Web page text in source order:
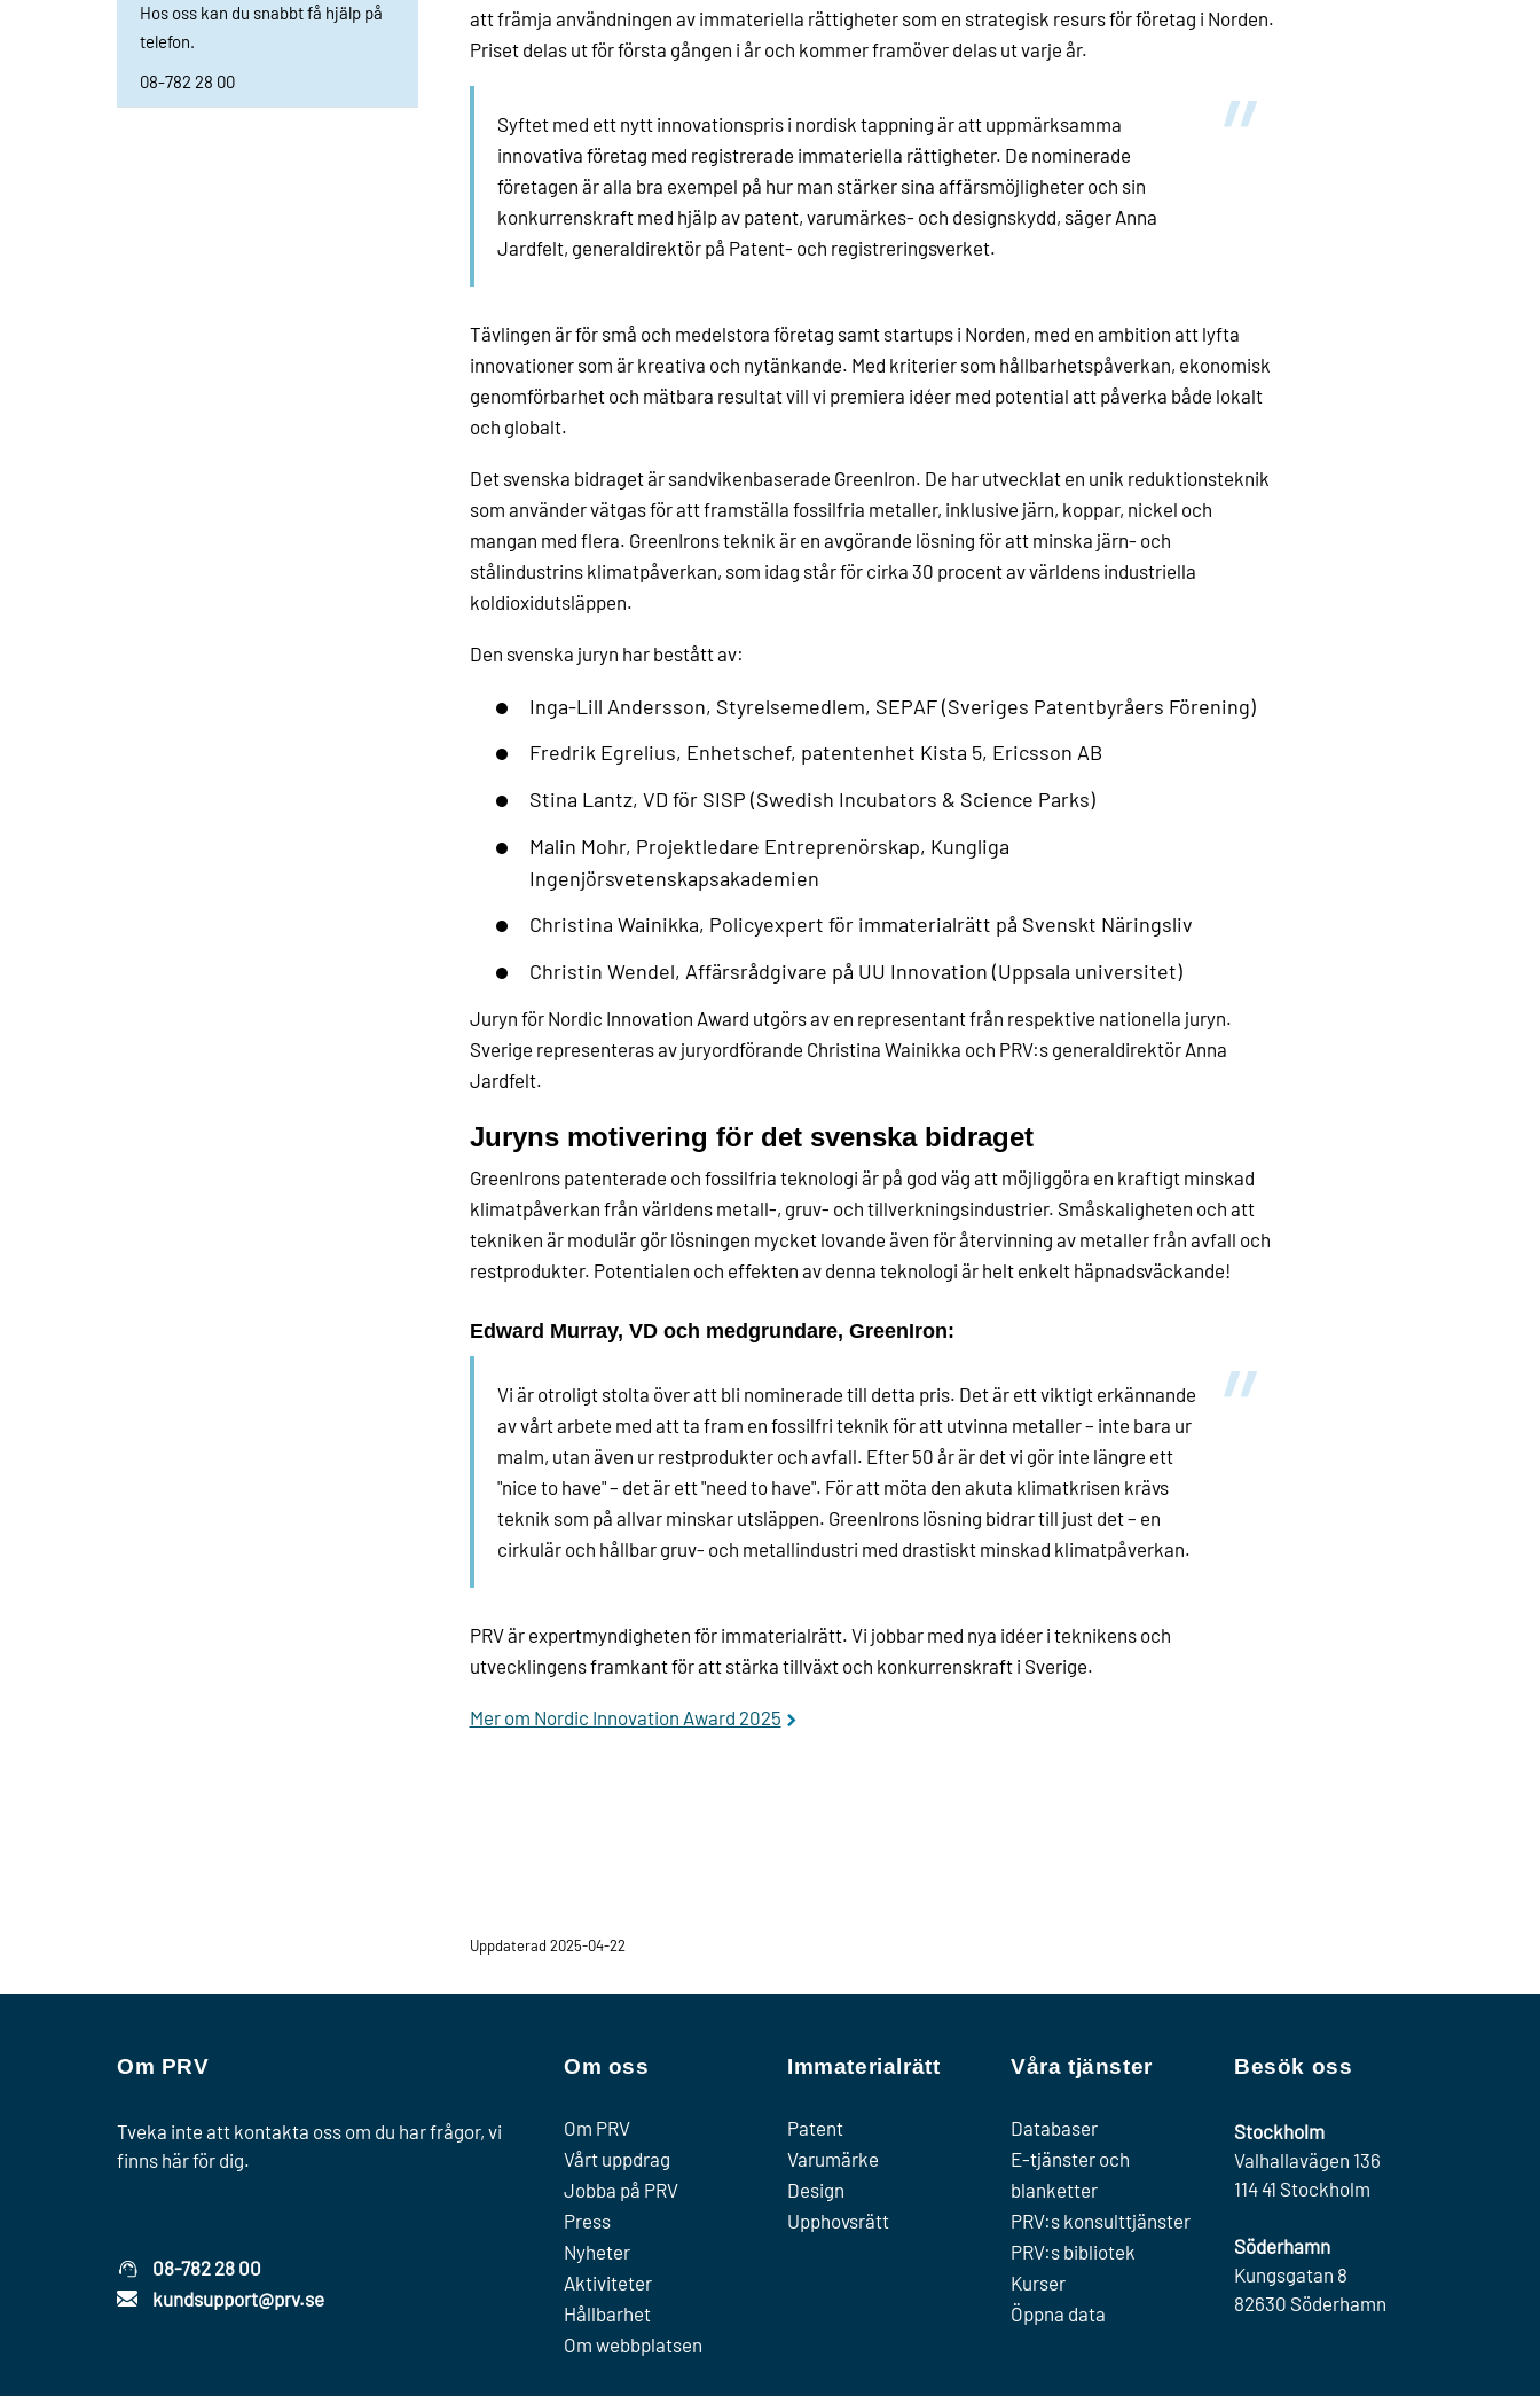
Hos oss kan du snabbt få hjälp på
telefon.
08-782 28 00
att främja användningen av immateriella rättigheter som en strategisk resurs för företag i Norden.
Priset delas ut för första gången i år och kommer framöver delas ut varje år.
Syftet med ett nytt innovationspris i nordisk tappning är att uppmärksamma
innovativa företag med registrerade immateriella rättigheter. De nominerade
företagen är alla bra exempel på hur man stärker sina affärsmöjligheter och sin
konkurrenskraft med hjälp av patent, varumärkes- och designskydd, säger Anna
Jardfelt, generaldirektör på Patent- och registreringsverket.
Tävlingen är för små och medelstora företag samt startups i Norden, med en ambition att lyfta
innovationer som är kreativa och nytänkande. Med kriterier som hållbarhetspåverkan, ekonomisk
genomförbarhet och mätbara resultat vill vi premiera idéer med potential att påverka både lokalt
och globalt.
Det svenska bidraget är sandvikenbaserade GreenIron. De har utvecklat en unik reduktionsteknik
som använder vätgas för att framställa fossilfria metaller, inklusive järn, koppar, nickel och
mangan med flera. GreenIrons teknik är en avgörande lösning för att minska järn- och
stålindustrins klimatpåverkan, som idag står för cirka 30 procent av världens industriella
koldioxidutsläppen.
Den svenska juryn har bestått av:
Inga-Lill Andersson, Styrelsemedlem, SEPAF (Sveriges Patentbyråers Förening)
Fredrik Egrelius, Enhetschef, patentenhet Kista 5, Ericsson AB
Stina Lantz, VD för SISP (Swedish Incubators & Science Parks)
Malin Mohr, Projektledare Entreprenörskap, Kungliga
Ingenjörsvetenskapsakademien
Christina Wainikka, Policyexpert för immaterialrätt på Svenskt Näringsliv
Christin Wendel, Affärsrådgivare på UU Innovation (Uppsala universitet)
Juryn för Nordic Innovation Award utgörs av en representant från respektive nationella juryn.
Sverige representeras av juryordförande Christina Wainikka och PRV:s generaldirektör Anna
Jardfelt.
Juryns motivering för det svenska bidraget
GreenIrons patenterade och fossilfria teknologi är på god väg att möjliggöra en kraftigt minskad
klimatpåverkan från världens metall-, gruv- och tillverkningsindustrier. Småskaligheten och att
tekniken är modulär gör lösningen mycket lovande även för återvinning av metaller från avfall och
restprodukter. Potentialen och effekten av denna teknologi är helt enkelt häpnadsväckande!
Edward Murray, VD och medgrundare, GreenIron:
Vi är otroligt stolta över att bli nominerade till detta pris. Det är ett viktigt erkännande
av vårt arbete med att ta fram en fossilfri teknik för att utvinna metaller – inte bara ur
malm, utan även ur restprodukter och avfall. Efter 50 år är det vi gör inte längre ett
"nice to have" – det är ett "need to have". För att möta den akuta klimatkrisen krävs
teknik som på allvar minskar utsläppen. GreenIrons lösning bidrar till just det – en
cirkulär och hållbar gruv- och metallindustri med drastiskt minskad klimatpåverkan.
PRV är expertmyndigheten för immaterialrätt. Vi jobbar med nya idéer i teknikens och
utvecklingens framkant för att stärka tillväxt och konkurrenskraft i Sverige.
Mer om Nordic Innovation Award 2025
Uppdaterad 2025-04-22
Om PRV
Tveka inte att kontakta oss om du har frågor, vi
finns här för dig.
08-782 28 00
kundsupport@prv.se
Om oss
Om PRV
Vårt uppdrag
Jobba på PRV
Press
Nyheter
Aktiviteter
Hållbarhet
Om webbplatsen
Immaterialrätt
Patent
Varumärke
Design
Upphovsrätt
Våra tjänster
Databaser
E-tjänster och
blanketter
PRV:s konsulttjänster
PRV:s bibliotek
Kurser
Öppna data
Besök oss
Stockholm
Valhallavägen 136
114 41 Stockholm
Söderhamn
Kungsgatan 8
82630 Söderhamn